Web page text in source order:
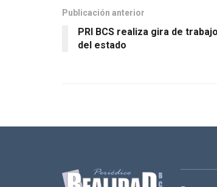
Publicación anterior
PRI BCS realiza gira de
del estado